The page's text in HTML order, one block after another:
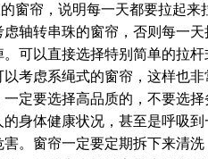
帘，说明每一天都要拉起来
轴转串珠的窗帘，否则每一
可以直接选择特别简单的拉
考虑系绳式的窗帘，这样也
定要选择高品质的，不要选
身体健康状况，甚至是呼吸
害。窗帘一定要定期拆下来清